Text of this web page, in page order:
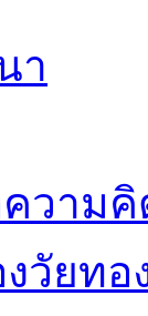
า
วาม
วัยทอ